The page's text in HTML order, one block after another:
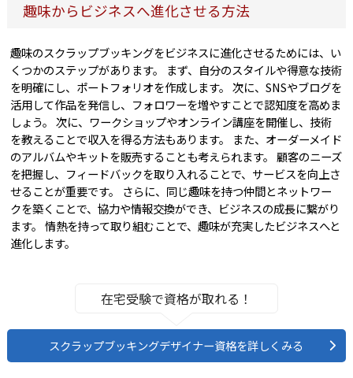
趣味からビジネスへ進化させる方法
趣味のスクラップブッキングをビジネスに進化させるためには、い
くつかのステップがあります。 まず、自分のスタイルや得意な技術
を明確にし、ポートフォリオを作成します。 次に、SNSやブログを
活用して作品を発信し、フォロワーを増やすことで認知度を高めま
しょう。 次に、ワークショップやオンライン講座を開催し、技術
を教えることで収入を得る方法もあります。 また、オーダーメイド
のアルバムやキットを販売することも考えられます。 顧客のニーズ
を把握し、フィードバックを取り入れることで、サービスを向上さ
せることが重要です。 さらに、同じ趣味を持つ仲間とネットワー
クを築くことで、協力や情報交換ができ、ビジネスの成長に繋がり
ます。 情熱を持って取り組むことで、趣味が充実したビジネスへと
進化します。
在宅受験で資格が取れる！
スクラップブッキングデザイナー資格を詳しくみる